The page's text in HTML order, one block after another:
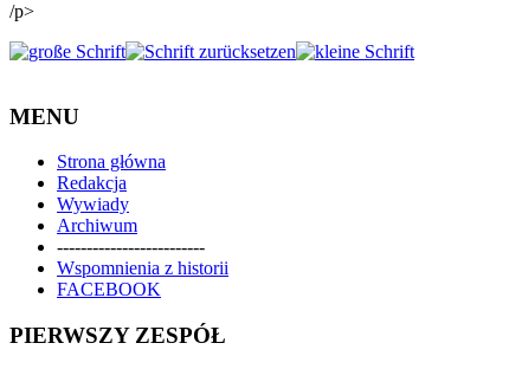
/p>
MENU
Strona główna
Redakcja
Wywiady
Archiwum
-------------------------
Wspomnienia z historii
FACEBOOK
PIERWSZY ZESPÓŁ